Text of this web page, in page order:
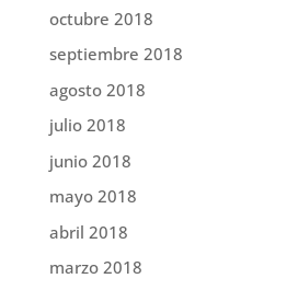
octubre 2018
septiembre 2018
agosto 2018
julio 2018
junio 2018
mayo 2018
abril 2018
marzo 2018